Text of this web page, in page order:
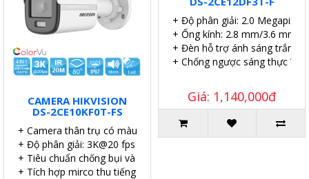
CAMERA HIKVISION
DS-2CE10KF0T-FS
+ Camera thân trụ có màu vào ban đêm.
+ Độ phân giải: 3K@20 fps (mặc định).
+ Tiêu chuẩn chống bụi và nước: IP67
+ Tích hợp mirco thu tiếng.
+ Độ phân giải: 2.0 Megapixel.
+ Ống kính: 2.8 mm/3.6 mm/6
+ Đèn hỗ trợ ánh sáng trắng
+ Chống ngược sáng thực
Giá: 1,140,000đ